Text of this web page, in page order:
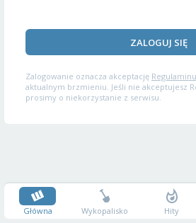
ZALOGUJ SIĘ
Zalogowanie oznacza akceptację
aktualnym brzmieniu. Jeśli nie akceptujesz
prosimy o niekorzystanie z serwisu.
Główna Wykopalisko Hity